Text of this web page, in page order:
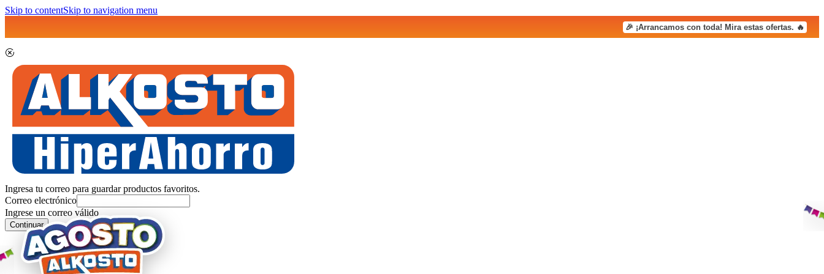
Skip to contentSkip to navigation menu
🎉 ¡Arrancamos con toda! Mira estas ofertas. 🔥
Ingresa tu correo para guardar productos favoritos.
Correo electrónico
Ingrese un correo válido
Continuar